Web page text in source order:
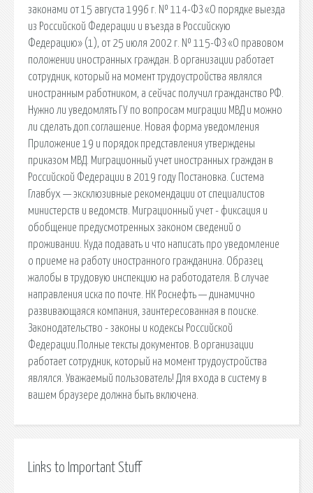
законами от 15 августа 1996 г. № 114-ФЗ «О порядке выезда
из Российской Федерации и въезда в Российскую
Федерацию» (1), от 25 июля 2002 г. № 115-ФЗ «О правовом
положении иностранных граждан. В организации работает
сотрудник, который на момент трудоустройства являлся
иностранным работником, а сейчас получил гражданство РФ.
Нужно ли уведомлять ГУ по вопросам миграции МВД и можно
ли сделать доп.соглашение. Новая форма уведомления
Приложение 19 и порядок представления утверждены
приказом МВД. Миграционный учет иностранных граждан в
Российской Федерации в 2019 году Постановка. Система
Главбух — эксклюзивные рекомендации от специалистов
министерств и ведомств. Миграционный учет - фиксация и
обобщение предусмотренных законом сведений о
проживании. Куда подавать и что написать про уведомление
о приеме на работу иностранного гражданина. Образец
жалобы в трудовую инспекцию на работодателя. В случае
направления иска по почте. НК Роснефть — динамично
развивающаяся компания, заинтересованная в поиске.
Законодательство - законы и кодексы Российской
Федерации.Полные тексты документов. В организации
работает сотрудник, который на момент трудоустройства
являлся. Уважаемый пользователь! Для входа в систему в
вашем браузере должна быть включена.
Links to Important Stuff